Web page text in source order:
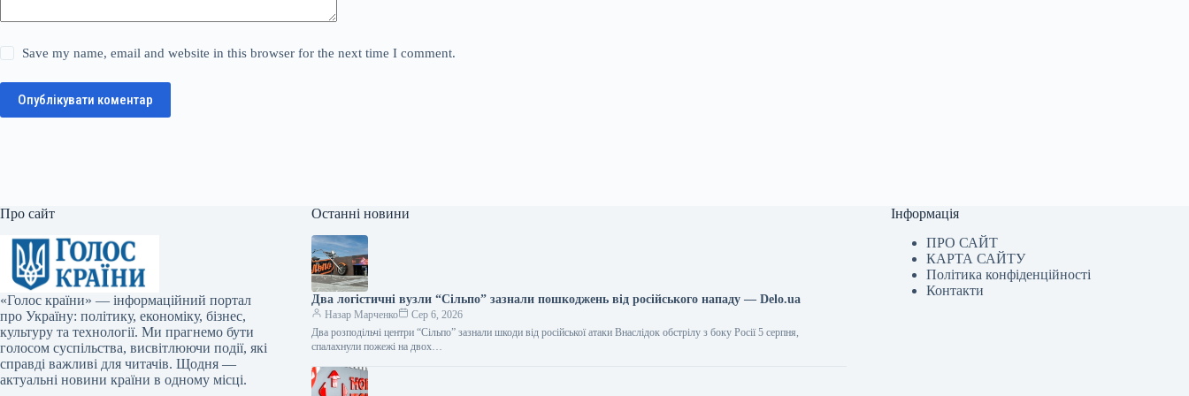
Save my name, email and website in this browser for the next time I comment.
Опублікувати коментар
Про сайт
«Голос країни» — інформаційний портал
про Україну: політику, економіку, бізнес,
культуру та технології. Ми прагнемо бути
голосом суспільства, висвітлюючи події, які
справді важливі для читачів. Щодня —
актуальні новини країни в одному місці.
Останні новини
Два логістичні вузли “Сільпо” зазнали пошкоджень від російського нападу — Delo.ua
Назар Марченко
Сер 6, 2026
Два розподільчі центри “Сільпо” зазнали шкоди від російської атаки Внаслідок обстрілу з боку Росії 5 серпня,
спалахнули пожежі на двох…
Інформація
ПРО САЙТ
КАРТА САЙТУ
Політика конфіденційності
Контакти